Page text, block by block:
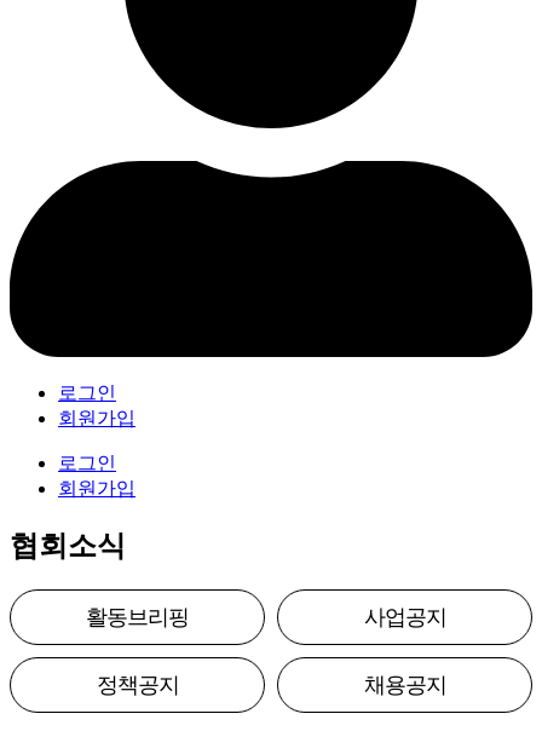
로그인
회원가입
로그인
회원가입
협회소식
활동브리핑 사업공지
정책공지 채용공지